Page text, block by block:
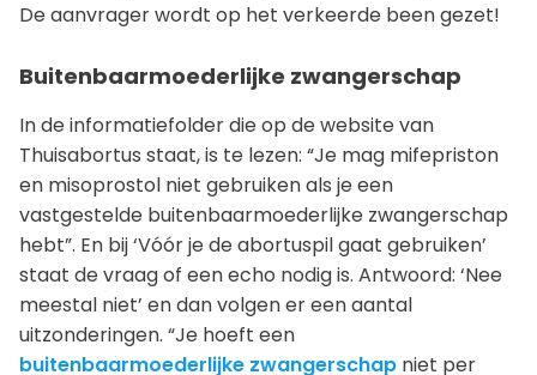
De aanvrager wordt op het verkeerde been gezet!
Buitenbaarmoederlijke zwangerschap
In de informatiefolder die op de website van
Thuisabortus staat, is te lezen: “Je mag mifepriston
en misoprostol niet gebruiken als je een
vastgestelde buitenbaarmoederlijke zwangerschap
hebt”. En bij ‘Vóór je de abortuspil gaat gebruiken’
staat de vraag of een echo nodig is. Antwoord: ‘Nee
meestal niet’ en dan volgen er een aantal
uitzonderingen. “Je hoeft een
buitenbaarmoederlijke zwangerschap niet per